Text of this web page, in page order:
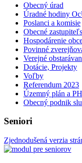
Obecný úrad
Úradné hodiny
Poslanci a komisie
Obecné
Hospodárenie
Povinné
Verejné
Dotácie, Projekty
Voľby
Referendum 2023
Územný plán a
Obecný podnik
Seniori
Zjednodušená verzia